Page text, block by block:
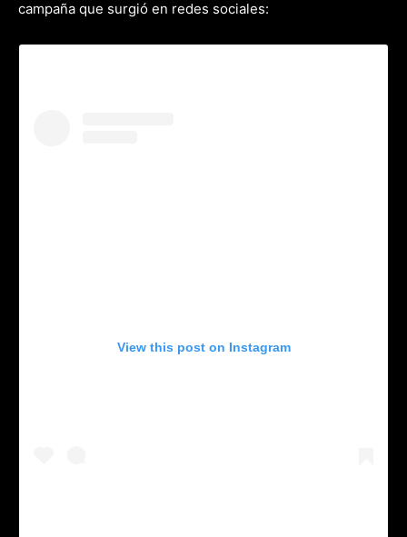
campaña que surgió en redes sociales:
View this post on Instagram